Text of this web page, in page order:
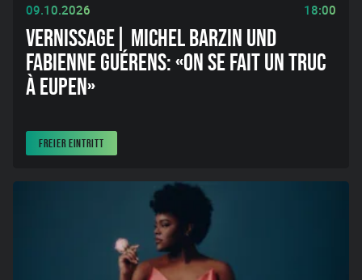
09.10.2026 18:00
VERNISSAGE| MICHEL BARZIN UND
FABIENNE GUÉRENS: «ON SE FAIT UN TRUC
À EUPEN»
FREIER EINTRITT